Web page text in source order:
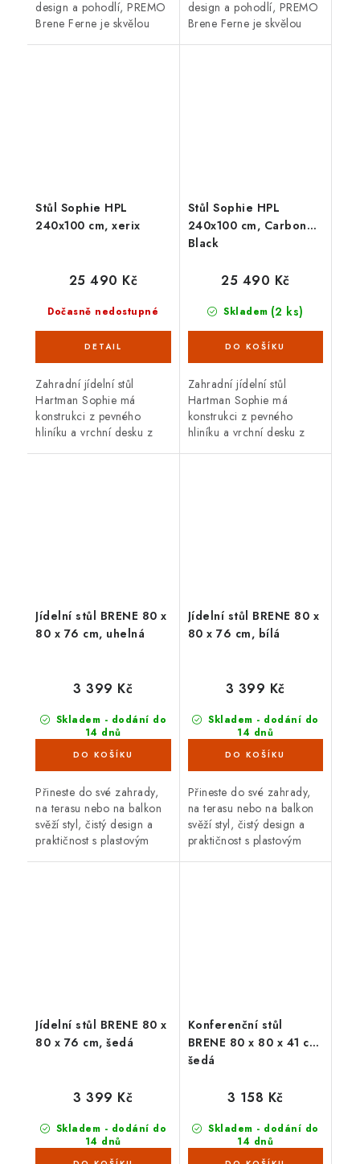
design a pohodlí, PREMO
Brene Ferne je skvělou
design a pohodlí, PREMO
Brene Ferne je skvělou
Stůl Sophie HPL
240x100 cm, xerix
Dočasně nedostupné
25 490 Kč
Zahradní jídelní stůl
Hartman Sophie má
konstrukci z pevného
hliníku a vrchní desku z
Stůl Sophie HPL
240x100 cm, Carbon
Black
Skladem (2 ks)
25 490 Kč
Zahradní jídelní stůl
Hartman Sophie má
konstrukci z pevného
hliníku a vrchní desku z
Jídelní stůl BRENE 80 x
80 x 76 cm, uhelná
Skladem - dodání do
14 dnů
(4 ks)
3 399 Kč
Přineste do své zahrady,
na terasu nebo na balkon
svěží styl, čistý design a
praktičnost s plasto­vým
Jídelní stůl BRENE 80 x
80 x 76 cm, bílá
Skladem - dodání do
14 dnů
(4 ks)
3 399 Kč
Přineste do své zahrady,
na terasu nebo na balkon
svěží styl, čistý design a
praktičnost s plasto­vým
Jídelní stůl BRENE 80 x
80 x 76 cm, šedá
Skladem - dodání do
14 dnů
(5 ks)
3 399 Kč
Konferenční stůl
BRENE 80 x 80 x 41 cm,
šedá
Skladem - dodání do
14 dnů
(6 ks)
3 158 Kč